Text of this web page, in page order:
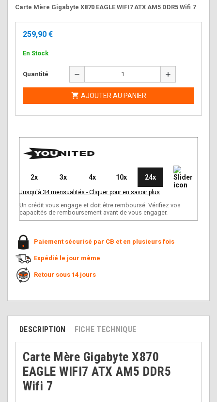
Carte Mère Gigabyte X870 EAGLE WIFI7 ATX AM5 DDR5 Wifi 7
259,90 €
En Stock
Quantité remove add
 AJOUTER AU PANIER
2x 3x 4x 10x 24x
Jusqu'à 34 mensualités - Cliquer pour en savoir plus
Un crédit vous engage et doit être remboursé. Vérifiez vos
capacités de remboursement avant de vous engager.
Paiement sécurisé par CB et en plusieurs fois
Expédié le jour même
Retour sous 14 jours
DESCRIPTION FICHE TECHNIQUE
Carte Mère Gigabyte X870
EAGLE WIFI7 ATX AM5 DDR5
Wifi 7